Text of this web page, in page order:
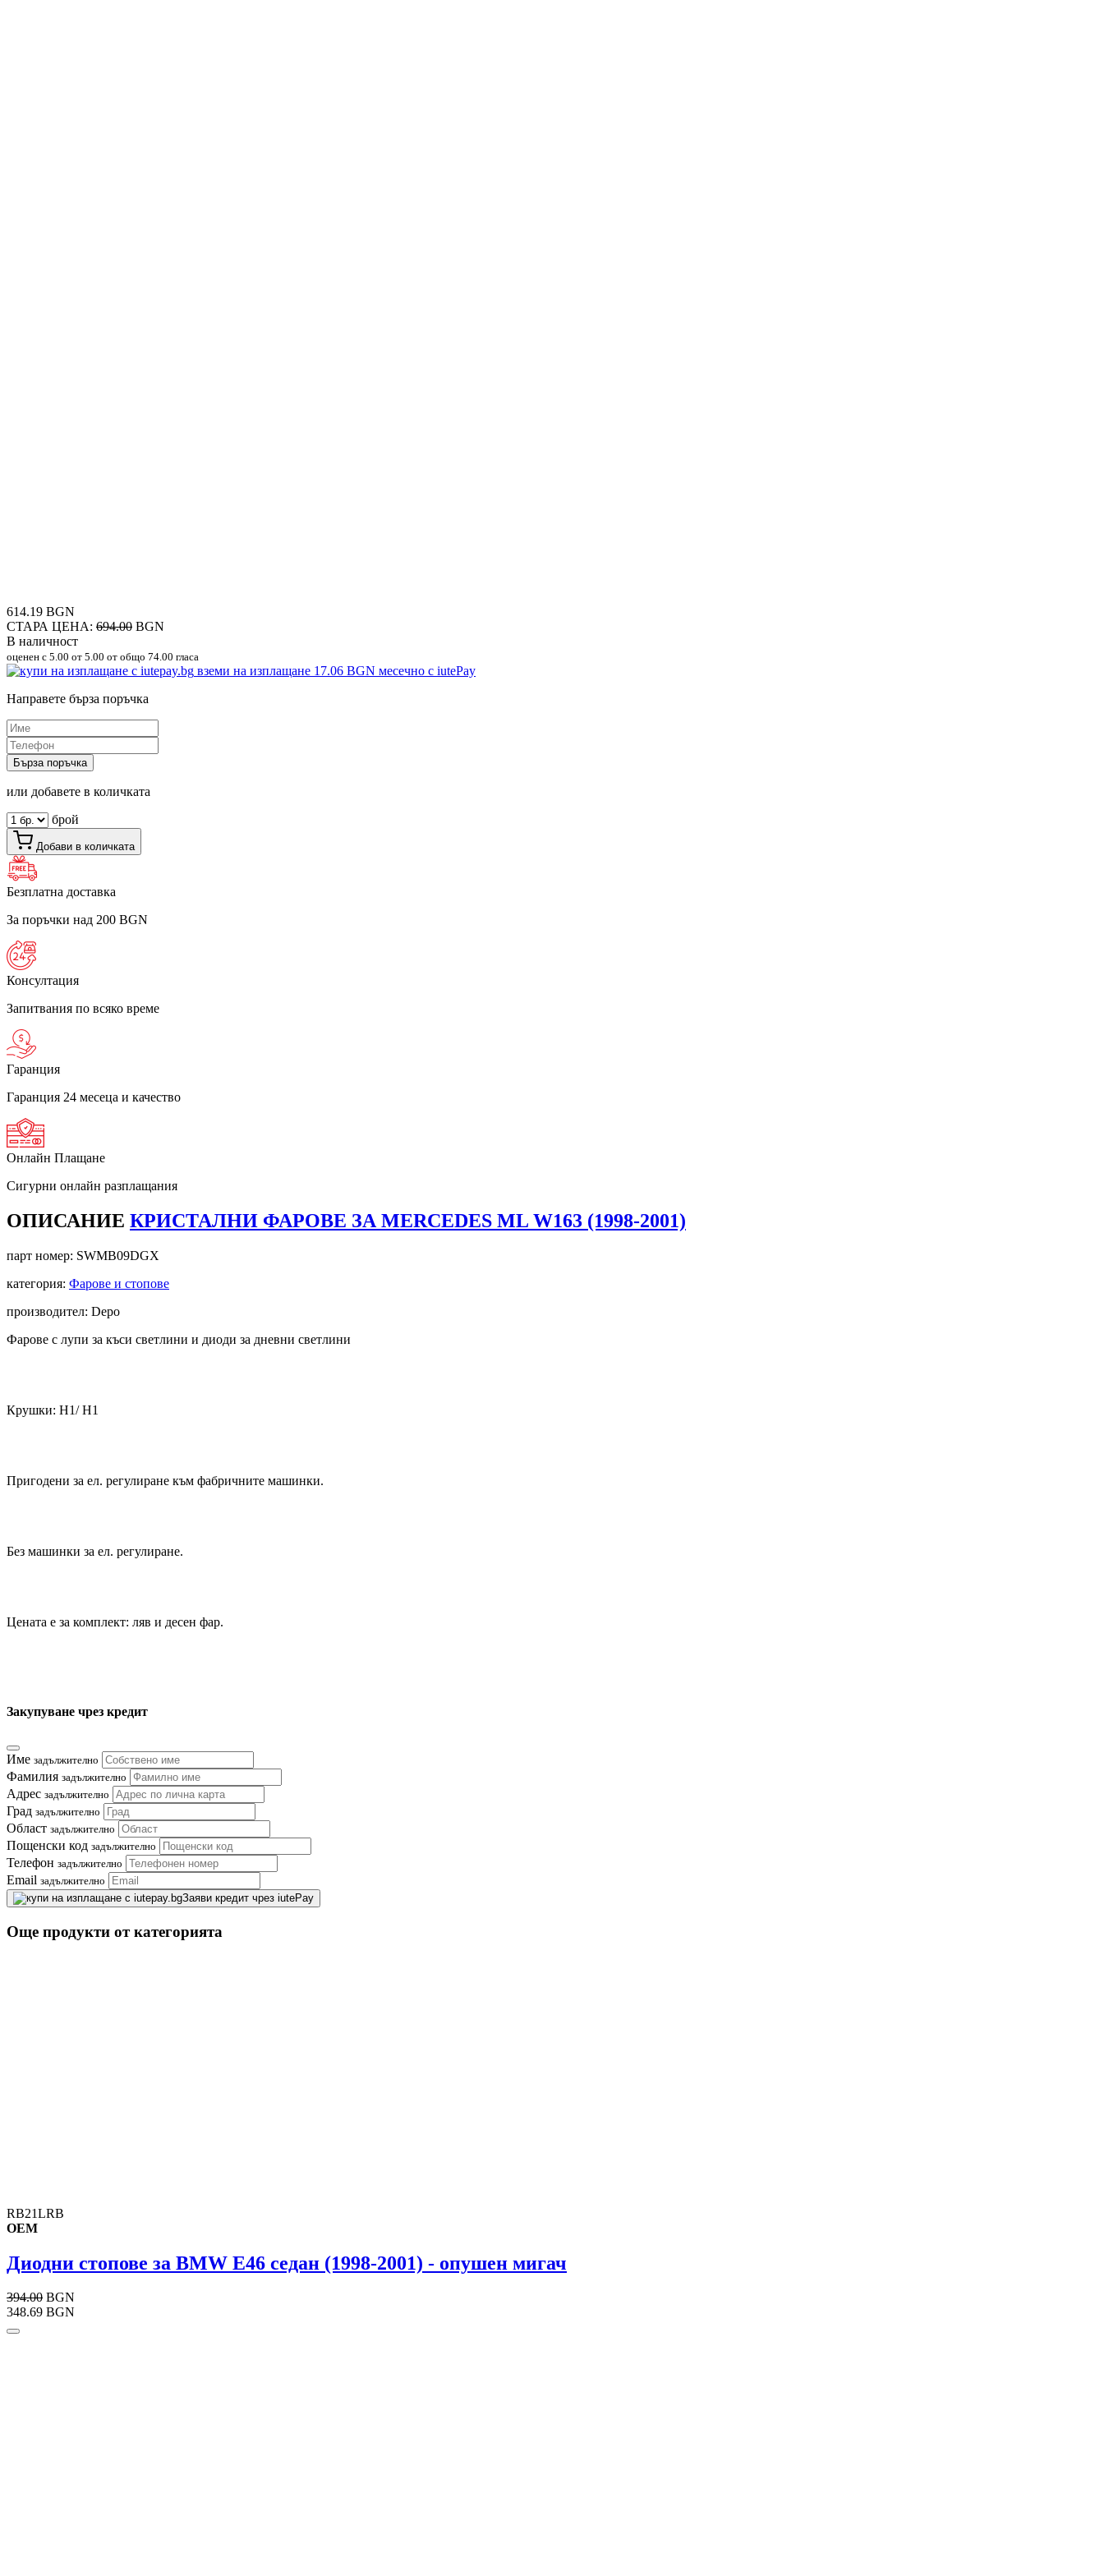
614.19 BGN
СТАРА ЦЕНА: 694.00 BGN
В наличност
оценен с 5.00 от 5.00 от общо 74.00 гласа
вземи на изплащане 17.06 BGN месечно с iutePay
Направете бърза поръчка
Бърза поръчка
или добавете в количката
брой
Добави в количката
Безплатна доставка
За поръчки над 200 BGN
Консултация
Запитвания по всяко време
Гаранция
Гаранция 24 месеца и качество
Онлайн Плащане
Сигурни онлайн разплащания
ОПИСАНИЕ КРИСТАЛНИ ФАРОВЕ ЗА MERCEDES ML W163 (1998-2001)
парт номер: SWMB09DGX
категория: Фарове и стопове
производител: Depo
Фарове с лупи за къси светлини и диоди за дневни светлини
Крушки: Н1/ H1
Пригодени за ел. регулиране към фабричните машинки.
Без машинки за ел. регулиране.
Цената е за комплект: ляв и десен фар.
Закупуване чрез кредит
Име задължително
Фамилия задължително
Адрес задължително
Град задължително
Област задължително
Пощенски код задължително
Телефон задължително
Email задължително
Заяви кредит чрез iutePay
Още продукти от категорията
RB21LRB
OEM
Диодни стопове за BMW E46 седан (1998-2001) - опушен мигач
394.00 BGN
348.69 BGN